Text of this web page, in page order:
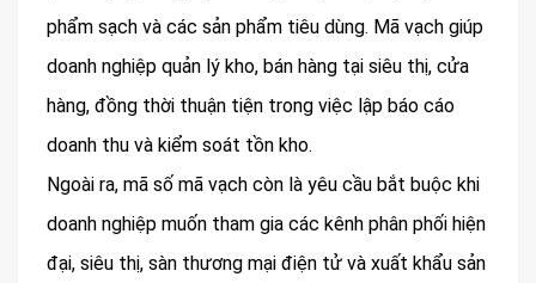
phẩm sạch và các sản phẩm tiêu dùng. Mã vạch giúp
doanh nghiệp quản lý kho, bán hàng tại siêu thị, cửa
hàng, đồng thời thuận tiện trong việc lập báo cáo
doanh thu và kiểm soát tồn kho.
Ngoài ra, mã số mã vạch còn là yêu cầu bắt buộc khi
doanh nghiệp muốn tham gia các kênh phân phối hiện
đại, siêu thị, sàn thương mại điện tử và xuất khẩu sản